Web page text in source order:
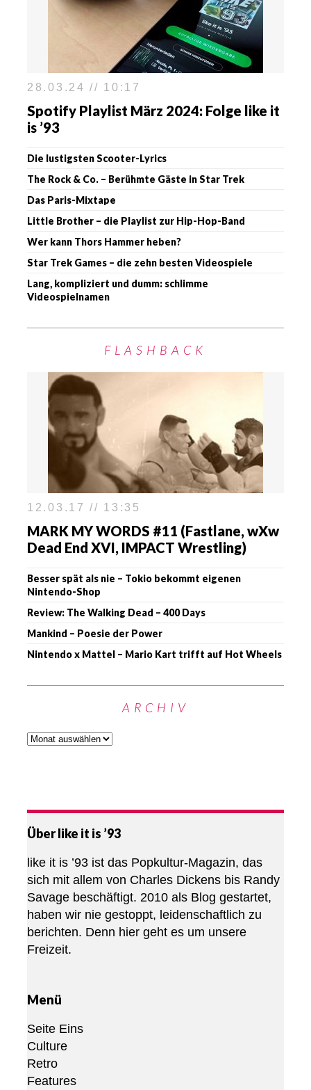
28.03.24 // 10:17
Spotify Playlist März 2024: Folge like it
is ’93
Die lustigsten Scooter-Lyrics
The Rock & Co. – Berühmte Gäste in Star Trek
Das Paris-Mixtape
Little Brother – die Playlist zur Hip-Hop-Band
Wer kann Thors Hammer heben?
Star Trek Games – die zehn besten Videospiele
Lang, kompliziert und dumm: schlimme
Videospielnamen
FLASHBACK
12.03.17 // 13:35
MARK MY WORDS #11 (Fastlane, wXw
Dead End XVI, IMPACT Wrestling)
Besser spät als nie – Tokio bekommt eigenen
Nintendo-Shop
Review: The Walking Dead – 400 Days
Mankind – Poesie der Power
Nintendo x Mattel – Mario Kart trifft auf Hot Wheels
ARCHIV
Über like it is ’93
like it is ’93 ist das Popkultur-Magazin, das
sich mit allem von Charles Dickens bis Randy
Savage beschäftigt. 2010 als Blog gestartet,
haben wir nie gestoppt, leidenschaftlich zu
berichten. Denn hier geht es um unsere
Freizeit.
Menü
Seite Eins
Culture
Retro
Features